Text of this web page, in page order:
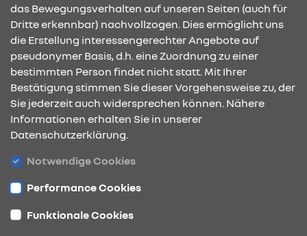
KONTAKT & ANFAHRT
ÖFFNUNGSZEITEN
das Bewegungsverhalten auf unseren Seiten (auch für
Dritte erkennbar) nachvollzogen. Dies ermöglicht uns
die Erstellung interessengerechter Angebote auf
pseudonymer Basis, d.h. eine Zuordnung zu einer
bestimmten Person findet nicht statt. Mit Ihrer
Bestätigung stimmen Sie dieser Vorgehensweise zu, der
Sie jederzeit auch widersprechen können. Nähere
Informationen erhalten Sie in unserer
Datenschutzerklärung.
Notwendige Cookies
Performance Cookies
Funktionale Cookies